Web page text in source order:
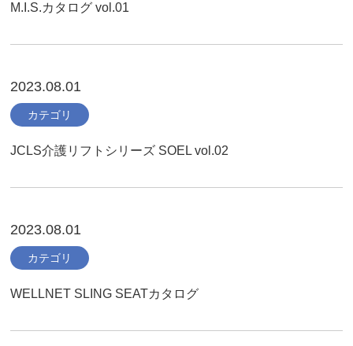
M.I.S.カタログ vol.01
2023.08.01
カテゴリ
JCLS介護リフトシリーズ SOEL vol.02
2023.08.01
カテゴリ
WELLNET SLING SEATカタログ